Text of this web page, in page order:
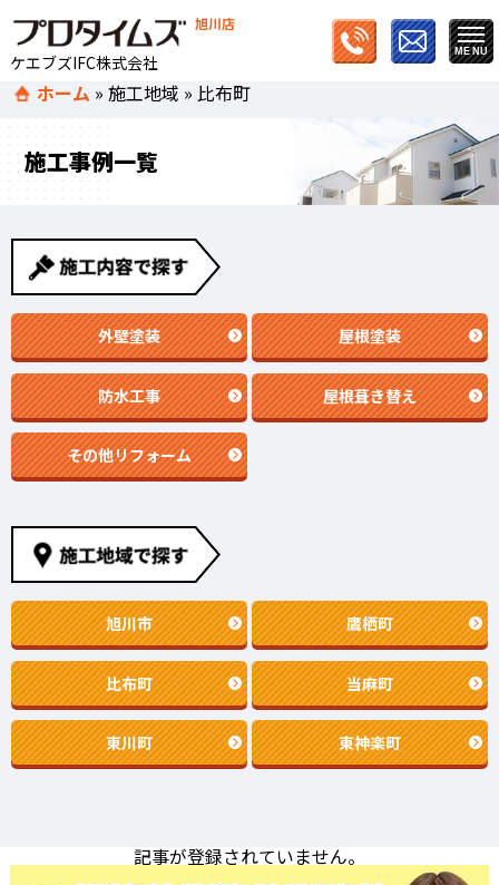
旭川店
ケエブズIFC株式会社
ホーム »施工地域 »比布町
施工事例一覧
外壁塗装 屋根塗装
防水工事 屋根葺き替え
その他リフォーム
旭川市 鷹栖町
比布町 当麻町
東川町 東神楽町
記事が登録されていません。